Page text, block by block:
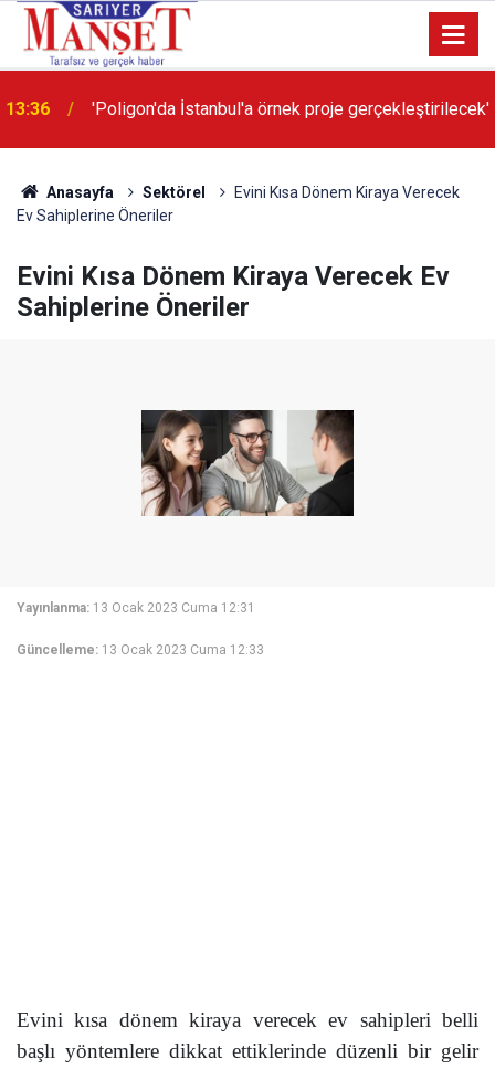
13:36 'Poligon'da İstanbul'a örnek proje gerçekleştirilecek'
Anasayfa Sektörel
Evini Kısa Dönem Kiraya Verecek
Ev Sahiplerine Öneriler
Evini Kısa Dönem Kiraya Verecek Ev
Sahiplerine Öneriler
Yayınlanma: 13 Ocak 2023 Cuma 12:31
Güncelleme: 13 Ocak 2023 Cuma 12:33
Evini kısa dönem kiraya verecek ev sahipleri belli
başlı yöntemlere dikkat ettiklerinde düzenli bir gelir